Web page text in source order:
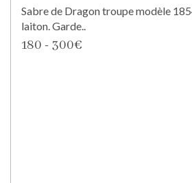
Sabre de Dragon troupe modèle
laiton. Garde..
180 - 300€